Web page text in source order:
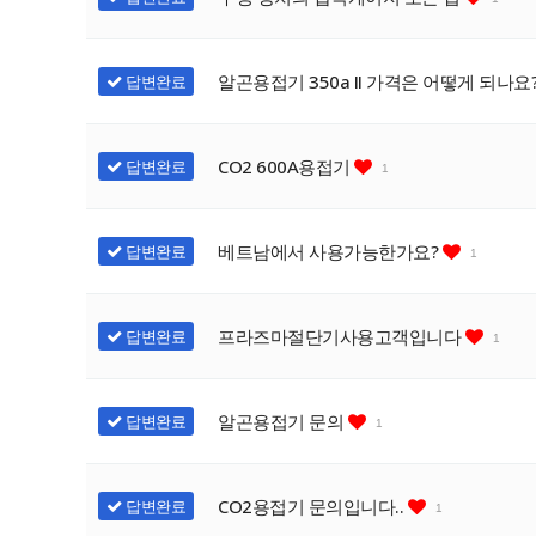
답변완료 알곤용접기 350a II 가격은 어떻게 되나
답변완료 CO2 600A용접기 1
답변완료 베트남에서 사용가능한가요? 1
답변완료 프라즈마절단기사용고객입니다 1
답변완료 알곤용접기 문의 1
답변완료 CO2용접기 문의입니다.. 1